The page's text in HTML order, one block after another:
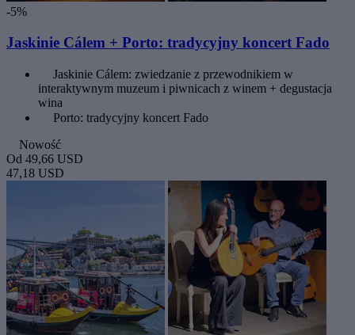
-5%
Jaskinie Cálem + Porto: tradycyjny koncert Fado
Jaskinie Cálem: zwiedzanie z przewodnikiem w
interaktywnym muzeum i piwnicach z winem + degustacja
wina
Porto: tradycyjny koncert Fado
Nowość
Od 49,66 USD
47,18 USD